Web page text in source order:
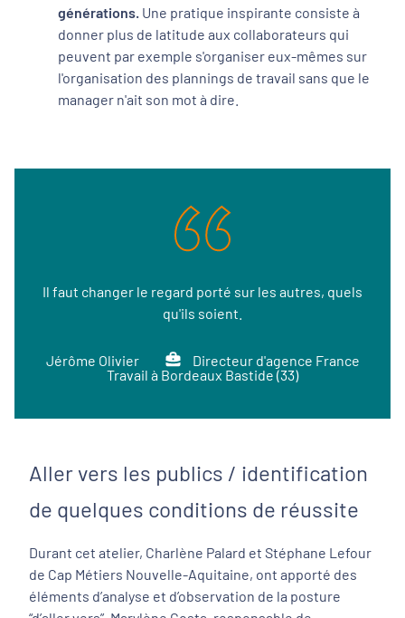
générations. Une pratique inspirante consiste à
donner plus de latitude aux collaborateurs qui
peuvent par exemple s'organiser eux-mêmes sur
l'organisation des plannings de travail sans que le
manager n'ait son mot à dire.
Il faut changer le regard porté sur les autres, quels
qu'ils soient.
Jérôme Olivier
Directeur d'agence France
Travail à Bordeaux Bastide (33)
Aller vers les publics / identification
de quelques conditions de réussite
Durant cet atelier, Charlène Palard et Stéphane Lefour
de Cap Métiers Nouvelle-Aquitaine, ont apporté des
éléments d’analyse et d’observation de la posture